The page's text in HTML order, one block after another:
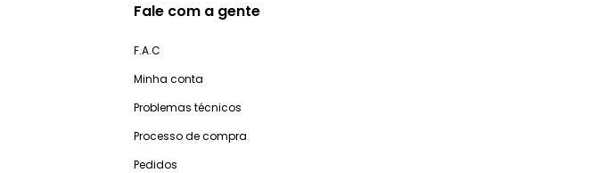
Fale com a gente
F.A.C
Minha conta
Problemas técnicos
Processo de compra
Pedidos